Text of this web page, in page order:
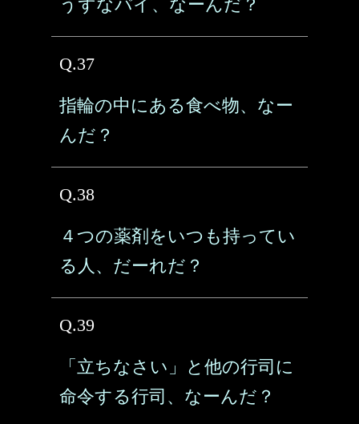
うずなパイ、なーんだ？
Q.37
指輪の中にある食べ物、なー
んだ？
Q.38
４つの薬剤をいつも持ってい
る人、だーれだ？
Q.39
「立ちなさい」と他の行司に
命令する行司、なーんだ？